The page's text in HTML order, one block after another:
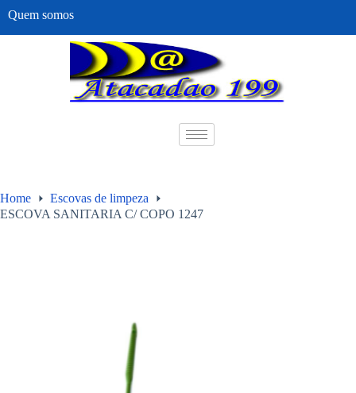
Quem somos
Home
Escovas de limpeza
ESCOVA SANITARIA C/ COPO 1247